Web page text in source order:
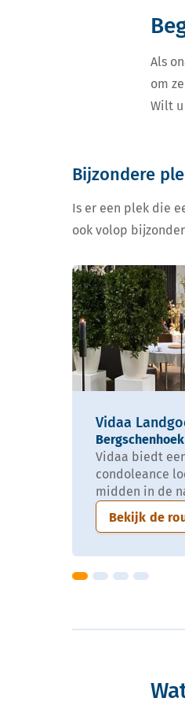
Als
om
Wilt u
Bijzondere
Is er een plek die
ook volop
Vidaa
Bergschenhoek
Vidaa biedt
condoleance
midden in de
Bekijk de